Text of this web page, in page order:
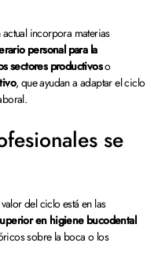
incorpora materias
personal para la
sectores productivoso
, que ayudan a adaptar el ciclo
se
del ciclo está en las
en higiene bucodental
sobre la boca o los